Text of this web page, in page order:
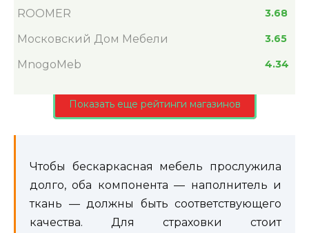
ROOMER 3.68
Московский Дом Мебели 3.65
MnogoMeb 4.34
Показать еще рейтинги магазинов
Чтобы бескаркасная мебель прослужила
долго, оба компонента — наполнитель и
ткань — должны быть соответствующего
качества. Для страховки стоит